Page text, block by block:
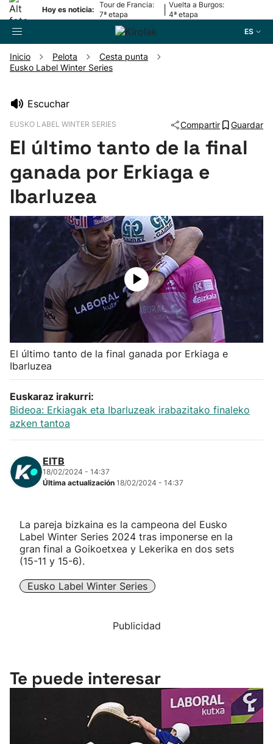
Hoy es noticia:
Tour de Francia:
7ª etapa
Vuelta a Burgos:
4ª etapa
ES
Fútbol
Pelota
Remo
Baloncesto
Herri-kirolak
Balonmano
Kirolak 360
Atletismo
Carreras de montaña
Más deportes
Inicio Pelota
Cesta punta
Eusko Label Winter Series
Escuchar
EUSKO LABEL WINTER SERIES Compartir Guardar
El último tanto de la final
ganada por Erkiaga e
Ibarluzea
El último tanto de la final ganada por Erkiaga e
Ibarluzea
Euskaraz irakurri:
Bideoa: Erkiagak eta Ibarluzeak irabazitako finaleko
azken tantoa
EITB
18/02/2024 - 14:37
Última actualización 18/02/2024 - 14:37
La pareja bizkaina es la campeona del Eusko
Label Winter Series 2024 tras imponerse en la
gran final a Goikoetxea y Lekerika en dos sets
(15-11 y 15-6).
Eusko Label Winter Series
Publicidad
Te puede interesar